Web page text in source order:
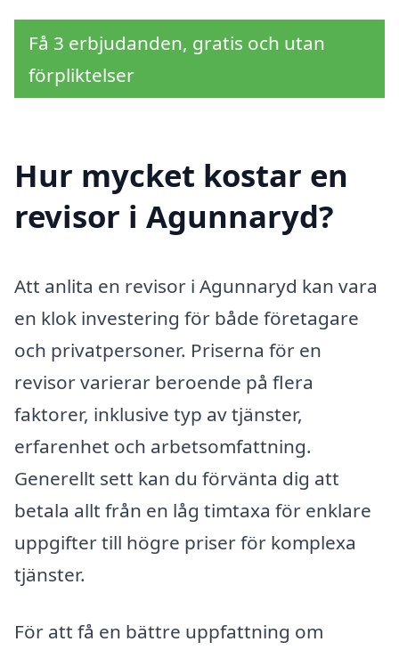
Få 3 erbjudanden, gratis och utan
förpliktelser
Hur mycket kostar en
revisor i Agunnaryd?
Att anlita en revisor i Agunnaryd kan vara
en klok investering för både företagare
och privatpersoner. Priserna för en
revisor varierar beroende på flera
faktorer, inklusive typ av tjänster,
erfarenhet och arbetsomfattning.
Generellt sett kan du förvänta dig att
betala allt från en låg timtaxa för enklare
uppgifter till högre priser för komplexa
tjänster.
För att få en bättre uppfattning om